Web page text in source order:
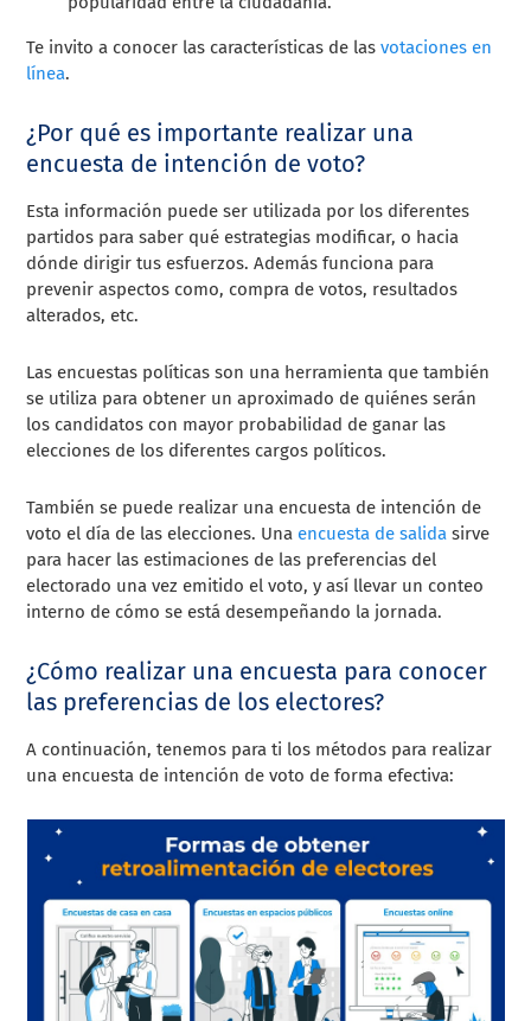
Te invito a conocer las características de lasvotaciones en
línea.
¿Por qué es importante realizar una
encuesta de intención de voto?
Esta información puede ser utilizada por los diferentes
partidos para saber qué estrategias modificar, o hacia
dónde dirigir tus esfuerzos. Además funciona para
prevenir aspectos como, compra de votos, resultados
alterados, etc.
Las encuestas políticas son una herramienta que también
se utiliza para obtener un aproximado de quiénes serán
los candidatos con mayor probabilidad de ganar las
elecciones de los diferentes cargos políticos.
También se puede realizar una encuesta de intención de
voto el día de las elecciones. Una encuesta de salida sirve
para hacer las estimaciones de las preferencias del
electorado una vez emitido el voto, y así llevar un conteo
interno de cómo se está desempeñando la jornada.
¿Cómo realizar una encuesta para conocer
las preferencias de los electores?
A continuación, tenemos para ti los métodos para realizar
una encuesta de intención de voto de forma efectiva: